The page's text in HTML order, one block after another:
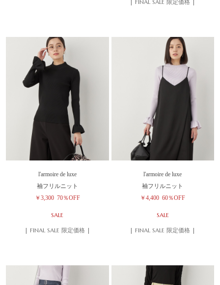
| FINAL SALE 限定価格 |
l'armoire de luxe
袖フリルニット
￥3,300 70％OFF
SALE
| FINAL SALE 限定価格 |
l'armoire de luxe
袖フリルニット
￥4,400 60％OFF
SALE
| FINAL SALE 限定価格 |